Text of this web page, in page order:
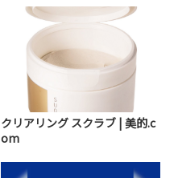
クリアリング スクラブ | 美的.c
om